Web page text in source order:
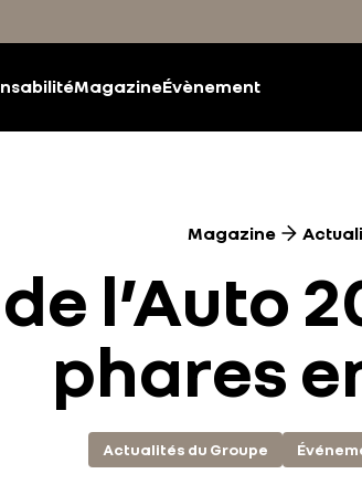
MagazineÉvènement
Magazine
l’Auto
phares
Actualités du Groupe